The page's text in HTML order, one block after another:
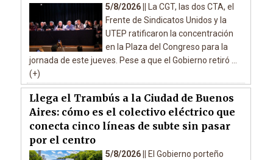
5/8/2026 ||
La CGT, las dos CTA, el
Frente de Sindicatos Unidos y la
UTEP ratificaron la concentración
en la Plaza del Congreso para la
jornada de este jueves. Pese a que el Gobierno retiró ...
(+)
Llega el Trambús a la Ciudad de Buenos
Aires: cómo es el colectivo eléctrico que
conecta cinco líneas de subte sin pasar
por el centro
5/8/2026 ||
El Gobierno porteño